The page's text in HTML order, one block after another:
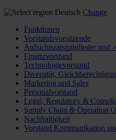
Deutsch Change
Funktionen
Vorstandsvorsitzende
Aufsichtsratsmitglieder und
Finanzvorstand
Technologievorstand
Diversität,
Marketing und Sales
Personalvorstand
Legal, Regulatory &
Supply Chain & Operation
Nachhaltigkeit
Vorstand Kommunikation